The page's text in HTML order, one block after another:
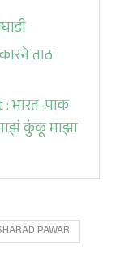
ताठ
: भारत-पाक
कुंकू माझा
PAWAR